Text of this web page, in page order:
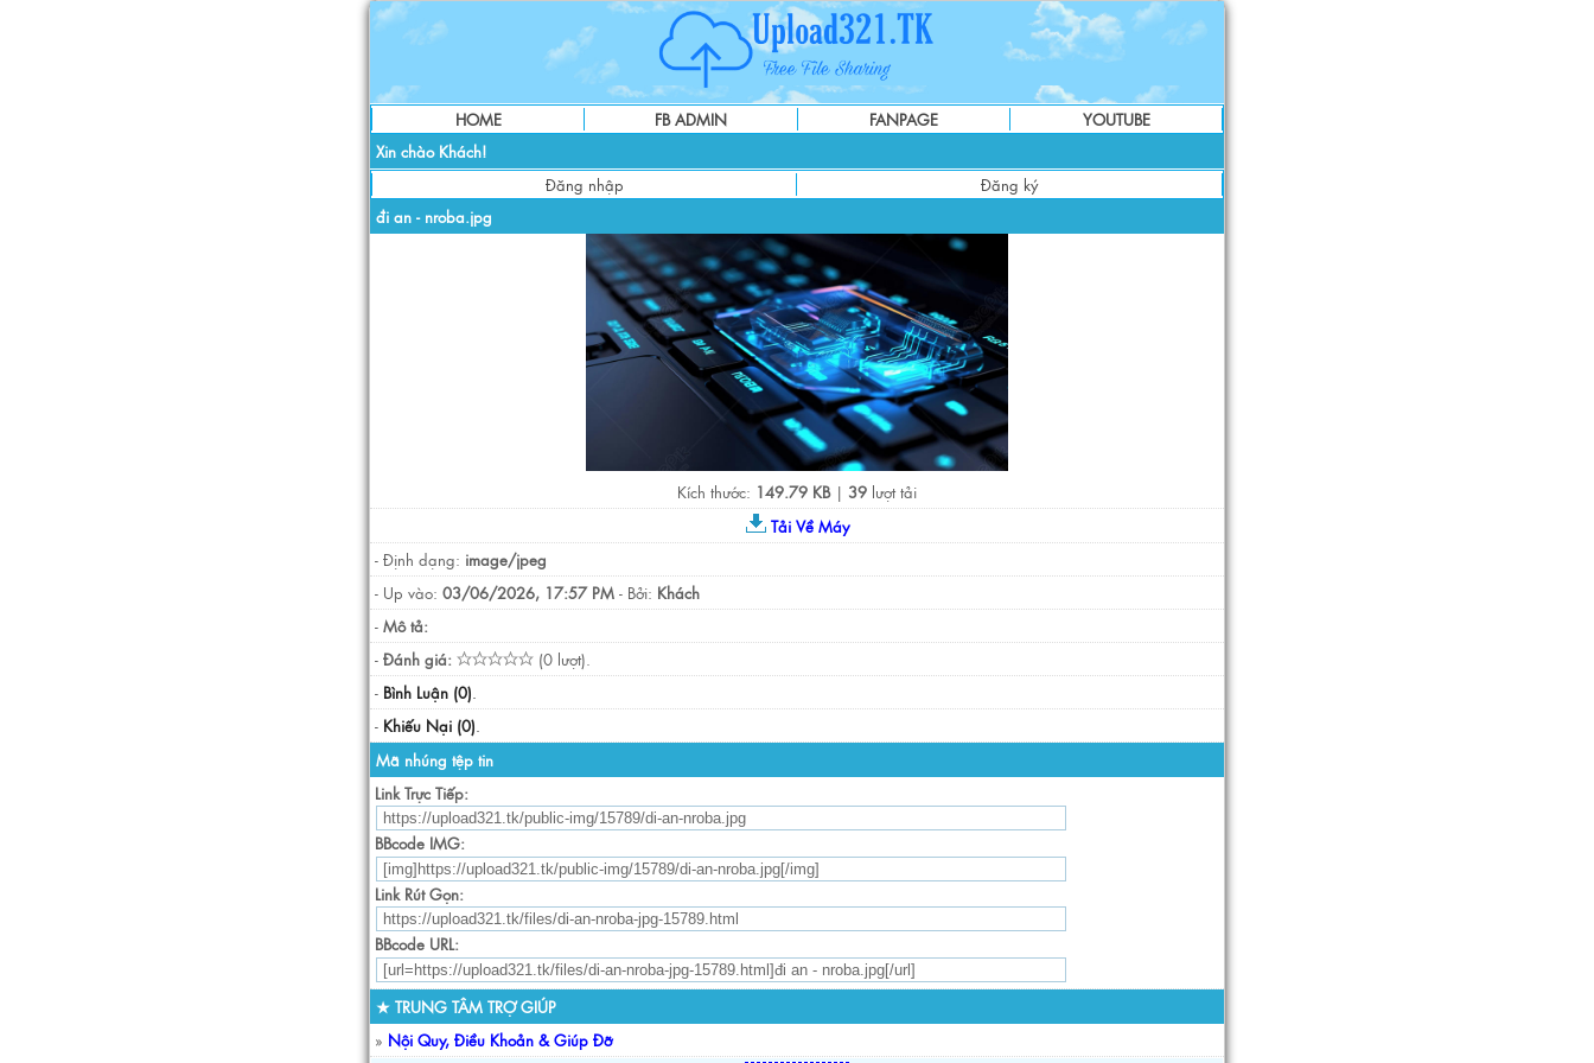
HOME FB ADMIN FANPAGE
YOUTUBE
Xin chào Khách!
Đăng nhập
Đăng ký
đi an - nroba.jpg
Kích thước: 149.79 KB| 39 lượt tải
Tải Về Máy
- Định dạng: image/jpeg
- Up vào: 03/06/2026, 17:57 PM - Bởi: Khách
- Mô tả:
- Đánh giá:
(0 lượt).
- Bình Luận (0).
- Khiếu Nại (0).
Mã nhúng tệp tin
Link Trực Tiếp:
BBcode IMG:
Link Rút Gọn:
BBcode URL:
★ TRUNG TÂM TRỢ GIÚP
» Nội Quy, Điều Khoản & Giúp Đỡ